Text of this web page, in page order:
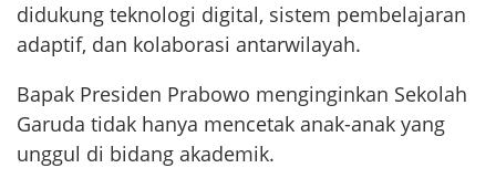
didukung teknologi digital, sistem pembelajaran
adaptif, dan kolaborasi antarwilayah.
Bapak Presiden Prabowo menginginkan Sekolah
Garuda tidak hanya mencetak anak-anak yang
unggul di bidang akademik.